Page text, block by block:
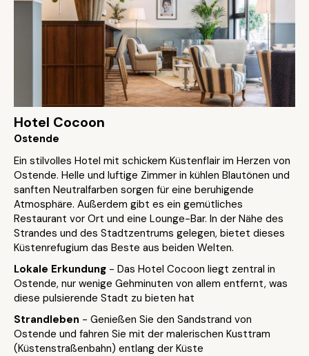
Hotel Cocoon
Ostende
Ein stilvolles Hotel mit schickem Küstenflair im Herzen von
Ostende. Helle und luftige Zimmer in kühlen Blautönen und
sanften Neutralfarben sorgen für eine beruhigende
Atmosphäre. Außerdem gibt es ein gemütliches
Restaurant vor Ort und eine Lounge-Bar. In der Nähe des
Strandes und des Stadtzentrums gelegen, bietet dieses
Küstenrefugium das Beste aus beiden Welten.
Lokale Erkundung - Das Hotel Cocoon liegt zentral in
Ostende, nur wenige Gehminuten von allem entfernt, was
diese pulsierende Stadt zu bieten hat
Strandleben - Genießen Sie den Sandstrand von
Ostende und fahren Sie mit der malerischen Kusttram
(Küstenstraßenbahn) entlang der Küste